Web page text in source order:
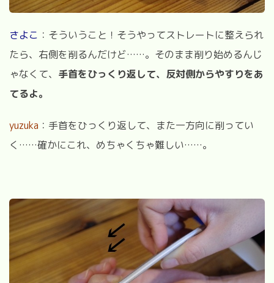
さよこ ：そういうこと！そうやってストレートに整えられ
たら、右側を削るんだけど……。そのまま削り始めるんじ
ゃなくて、 手首をひっくり返して、反対側からやすりをあ
てるよ。
yuzuka ：手首をひっくり返して、また一方向に削ってい
く……確かにこれ、めちゃくちゃ難しい……。